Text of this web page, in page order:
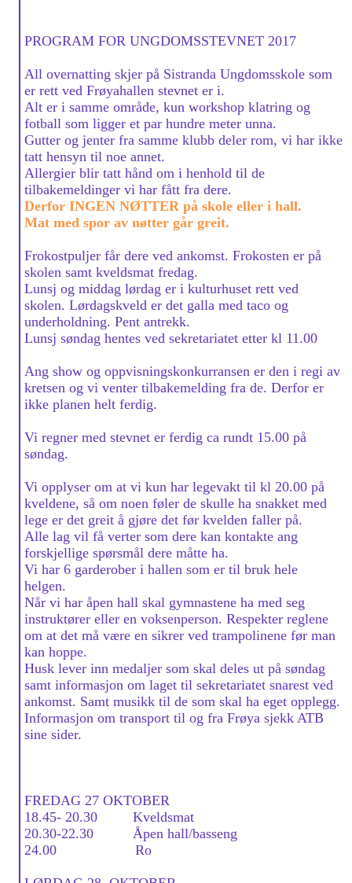
PROGRAM FOR UNGDOMSSTEVNET 2017
All overnatting skjer på Sistranda Ungdomsskole som
er rett ved Frøyahallen stevnet er i.
Alt er i samme område, kun workshop klatring og
fotball som ligger et par hundre meter unna.
Gutter og jenter fra samme klubb deler rom, vi har ikke
tatt hensyn til noe annet.
Allergier blir tatt hånd om i henhold til de
tilbakemeldinger vi har fått fra dere.
Derfor INGEN NØTTER på skole eller i hall.
Mat med spor av nøtter går greit.
Frokostpuljer får dere ved ankomst. Frokosten er på
skolen samt kveldsmat fredag.
Lunsj og middag lørdag er i kulturhuset rett ved
skolen. Lørdagskveld er det galla med taco og
underholdning. Pent antrekk.
Lunsj søndag hentes ved sekretariatet etter kl 11.00
Ang show og oppvisningskonkurransen er den i regi av
kretsen og vi venter tilbakemelding fra de. Derfor er
ikke planen helt ferdig.
Vi regner med stevnet er ferdig ca rundt 15.00 på
søndag.
Vi opplyser om at vi kun har legevakt til kl 20.00 på
kveldene, så om noen føler de skulle ha snakket med
lege er det greit å gjøre det før kvelden faller på.
Alle lag vil få verter som dere kan kontakte ang
forskjellige spørsmål dere måtte ha.
Vi har 6 garderober i hallen som er til bruk hele
helgen.
Når vi har åpen hall skal gymnastene ha med seg
instruktører eller en voksenperson. Respekter reglene
om at det må være en sikrer ved trampolinene før man
kan hoppe.
Husk lever inn medaljer som skal deles ut på søndag
samt informasjon om laget til sekretariatet snarest ved
ankomst. Samt musikk til de som skal ha eget opplegg.
Informasjon om transport til og fra Frøya sjekk ATB
sine sider.
FREDAG 27 OKTOBER
18.45- 20.30 Kveldsmat
20.30-22.30 Åpen hall/basseng
24.00 Ro